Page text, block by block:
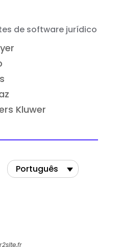
de software jurídico
Kluwer
Português